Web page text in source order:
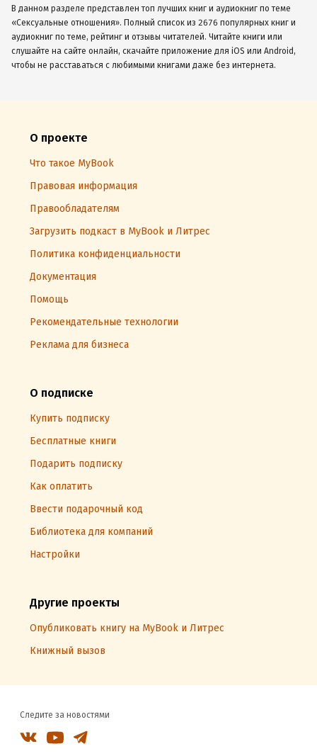
В данном разделе представлен топ лучших книг и аудиокниг по теме
«Сексуальные отношения». Полный список из 2676 популярных книг и
аудиокниг по теме, рейтинг и отзывы читателей. Читайте книги или
слушайте на сайте онлайн, скачайте приложение для iOS или Android,
чтобы не расставаться с любимыми книгами даже без интернета.
О проекте
Что такое MyBook
Правовая информация
Правообладателям
Загрузить подкаст в MyBook и Литрес
Политика конфиденциальности
Документация
Помощь
Рекомендательные технологии
Реклама для бизнеса
О подписке
Купить подписку
Бесплатные книги
Подарить подписку
Как оплатить
Ввести подарочный код
Библиотека для компаний
Настройки
Другие проекты
Опубликовать книгу на MyBook и Литрес
Книжный вызов
Следите за новостями